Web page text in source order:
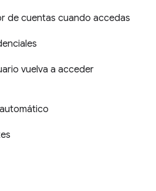
de cuentas cuando accedas
vuelva a acceder